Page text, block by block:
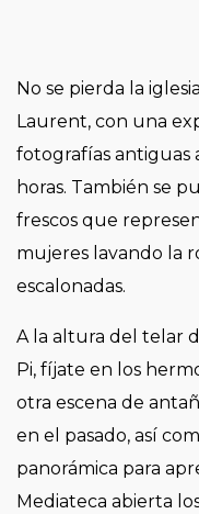
No se pierda la
Laurent, con una
fotografías antiguas
horas. También se
frescos que
mujeres lavando la
escalonadas.
A la altura del telar
Pi, fíjate en los
otra escena de
en el pasado, así
panorámica para
Mediateca abierta